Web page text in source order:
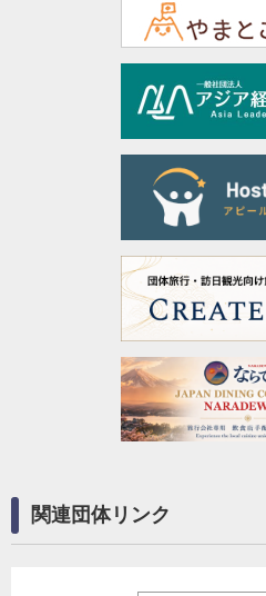
関連団体リンク